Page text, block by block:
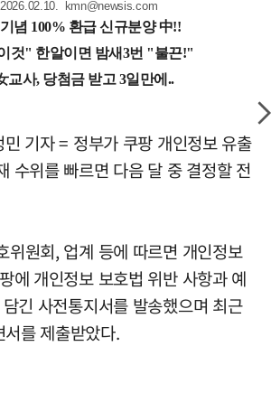
kmn@newsis.com
기자 = 정부가 쿠팡 개인정보 유출
수위를 빠르면 다음 달 중 결정할 전
위원회, 업계 등에 따르면 개인정보
에 개인정보 보호법 위반 사항과 예
긴 사전통지서를 발송했으며 최근
를 제출받았다.